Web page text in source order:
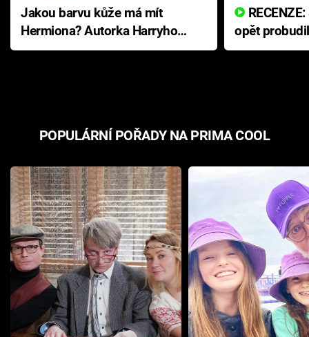
Jakou barvu kůže má mít
Hermiona? Autorka Harryho
Pottera přišla s ráznou
opět
přichází s
POPULÁRNÍ POŘADY NA PRIMA COOL